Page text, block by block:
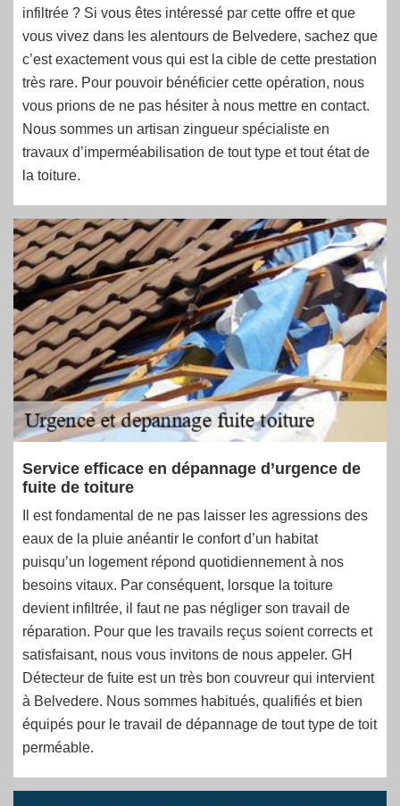
infiltrée ? Si vous êtes intéressé par cette offre et que
vous vivez dans les alentours de Belvedere, sachez que
c’est exactement vous qui est la cible de cette prestation
très rare. Pour pouvoir bénéficier cette opération, nous
vous prions de ne pas hésiter à nous mettre en contact.
Nous sommes un artisan zingueur spécialiste en
travaux d’imperméabilisation de tout type et tout état de
la toiture.
Service efficace en dépannage d’urgence de
fuite de toiture
Il est fondamental de ne pas laisser les agressions des
eaux de la pluie anéantir le confort d’un habitat
puisqu’un logement répond quotidiennement à nos
besoins vitaux. Par conséquent, lorsque la toiture
devient infiltrée, il faut ne pas négliger son travail de
réparation. Pour que les travails reçus soient corrects et
satisfaisant, nous vous invitons de nous appeler. GH
Détecteur de fuite est un très bon couvreur qui intervient
à Belvedere. Nous sommes habitués, qualifiés et bien
équipés pour le travail de dépannage de tout type de toit
perméable.